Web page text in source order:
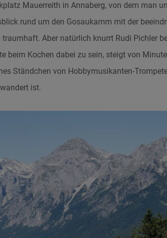
Mauerreith in Annaberg, von dem man
rund um den Gosaukamm mit der
Aber natürlich knurrt Rudi Pichler
beim Kochen dabei zu sein, steigt von
Ständchen von Hobbymusikanten-
ist.